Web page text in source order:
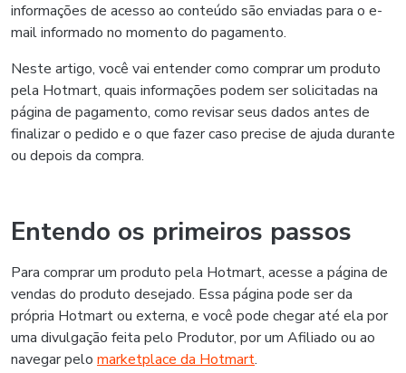
informações de acesso ao conteúdo são enviadas para o e-
mail informado no momento do pagamento.
Neste artigo, você vai entender como comprar um produto
pela Hotmart, quais informações podem ser solicitadas na
página de pagamento, como revisar seus dados antes de
finalizar o pedido e o que fazer caso precise de ajuda durante
ou depois da compra.
Entendo os primeiros passos
Para comprar um produto pela Hotmart, acesse a página de
vendas do produto desejado. Essa página pode ser da
própria Hotmart ou externa, e você pode chegar até ela por
uma divulgação feita pelo Produtor, por um Afiliado ou ao
navegar pelo marketplace da Hotmart.